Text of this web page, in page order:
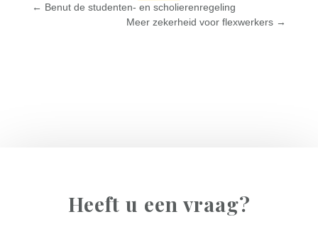
← Benut de studenten- en scholierenregeling
Meer zekerheid voor flexwerkers →
Heeft u een vraag?